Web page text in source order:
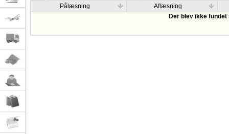
Pålæsning
Aflæsning
Der blev ikke